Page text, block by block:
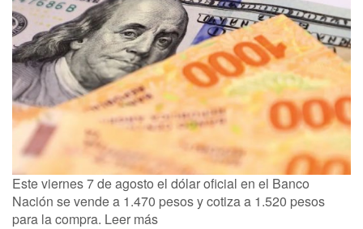
Este viernes 7 de agosto el dólar oficial en el Banco
Nación se vende a 1.470 pesos y cotiza a 1.520 pesos
para la compra. Leer más